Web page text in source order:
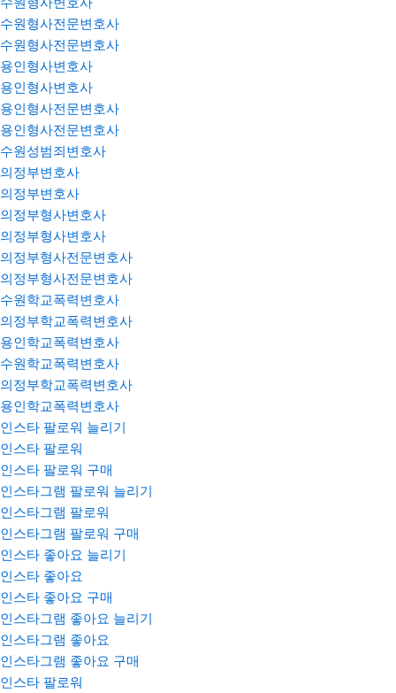
수원형사전문변호사
수원형사전문변호사
용인형사변호사
용인형사변호사
용인형사전문변호사
용인형사전문변호사
수원성범죄변호사
의정부변호사
의정부변호사
의정부형사변호사
의정부형사변호사
의정부형사전문변호사
의정부형사전문변호사
수원학교폭력변호사
의정부학교폭력변호사
용인학교폭력변호사
수원학교폭력변호사
의정부학교폭력변호사
용인학교폭력변호사
인스타 팔로워 늘리기
인스타 팔로워
인스타 팔로워 구매
인스타그램 팔로워 늘리기
인스타그램 팔로워
인스타그램 팔로워 구매
인스타 좋아요 늘리기
인스타 좋아요
인스타 좋아요 구매
인스타그램 좋아요 늘리기
인스타그램 좋아요
인스타그램 좋아요 구매
인스타 팔로워